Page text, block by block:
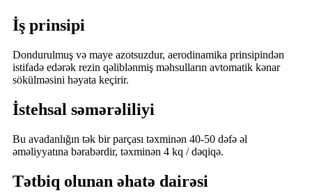
İş prinsipi
Dondurulmuş və maye azotsuzdur, aerodinamika prinsipindən
istifadə edərək rezin qəliblənmiş məhsulların avtomatik kənar
sökülməsini həyata keçirir.
İstehsal səmərəliliyi
Bu avadanlığın tək bir parçası təxminən 40-50 dəfə əl
əməliyyatına bərabərdir, təxminən 4 kq / dəqiqə.
Tətbiq olunan əhatə dairəsi